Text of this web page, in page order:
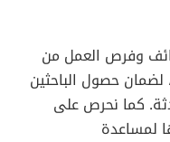
وفرص العمل من
حصول الباحثين
كما نحرص على
لمساعدة